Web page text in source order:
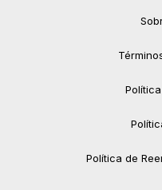
Política de